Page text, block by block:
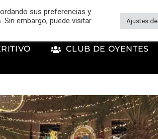
CLUB DE OYENTES
sus preferencias y
Sin embargo, puede visitar
Ajustes